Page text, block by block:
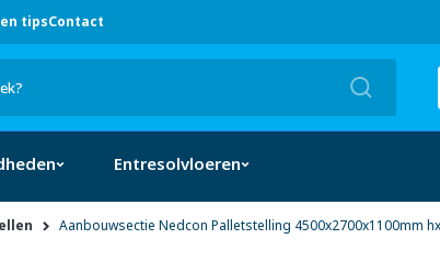
tipsContact
Entresolvloeren
Aanbouwsectie Nedcon Palletstelling 4500x2700x1100mm